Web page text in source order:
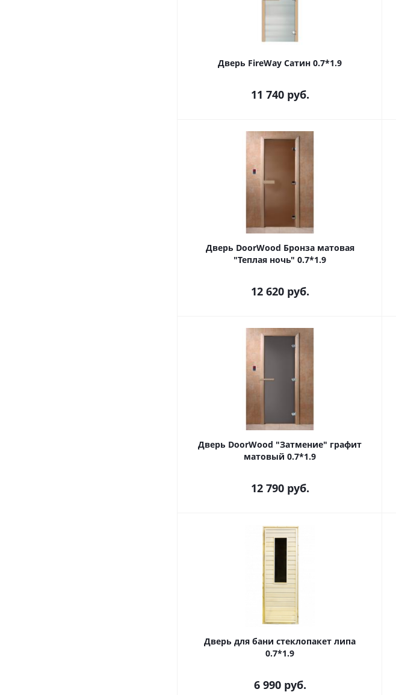
Дверь FireWay Сатин 0.7*1.9
11 740руб.
Дверь DoorWood Бронза матовая
"Теплая ночь" 0.7*1.9
12 620руб.
Дверь DoorWood "Затмение" графит
матовый 0.7*1.9
12 790руб.
Дверь для бани стеклопакет липа
0.7*1.9
6 990руб.